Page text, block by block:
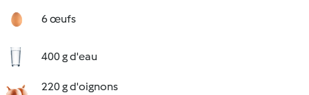
6 œufs
400 g d'eau
220 g d'oignons